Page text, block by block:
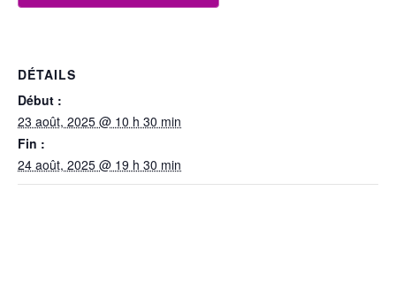
DÉTAILS
Début :
23 août, 2025 @ 10 h 30 min
Fin :
24 août, 2025 @ 19 h 30 min